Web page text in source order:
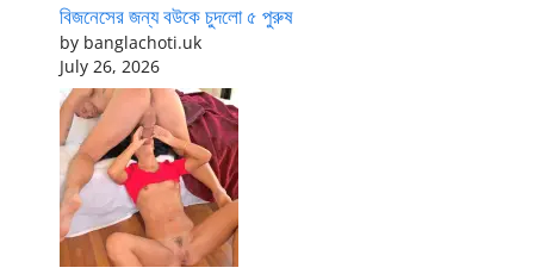
বিজনেসের জন্য বউকে চুদলো ৫ পুরুষ
by banglachoti.uk
July 26, 2026